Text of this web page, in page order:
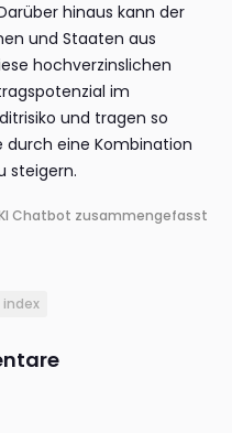
hinaus kann der
und Staaten aus
hochverzinslichen
im
und tragen so
durch eine Kombination
steigern.
Chatbot zusammengefasst